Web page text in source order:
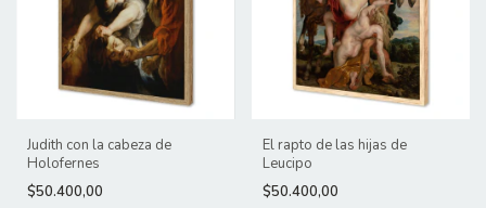
Judith con la cabeza de
Holofernes
$50.400,00
El rapto de las hijas de
Leucipo
$50.400,00